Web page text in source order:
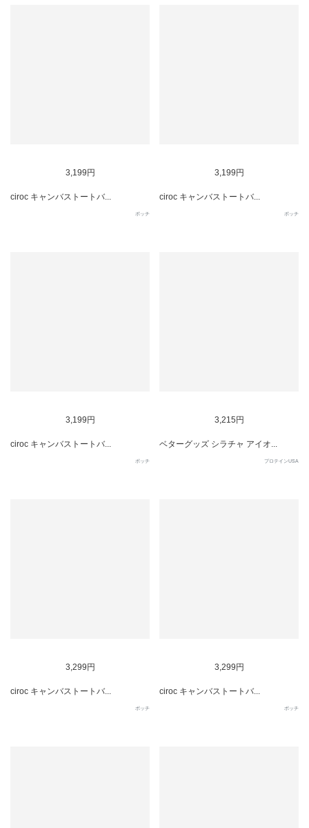
3,199円
ciroc キャンバストートバ...
ポッチ
3,199円
ciroc キャンバストートバ...
ポッチ
3,199円
ciroc キャンバストートバ...
ポッチ
3,215円
ベターグッズ シラチャ アイオ...
プロテインUSA
3,299円
ciroc キャンバストートバ...
ポッチ
3,299円
ciroc キャンバストートバ...
ポッチ